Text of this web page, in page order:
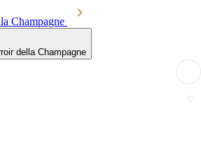
Champagne
della Champagne